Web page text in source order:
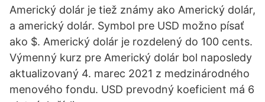
Americký dolár je tiež známy ako Americký dolár,
a americký dolár. Symbol pre USD možno písať
ako $. Americký dolár je rozdelený do 100 cents.
Výmenný kurz pre Americký dolár bol naposledy
aktualizovaný 4. marec 2021 z medzinárodného
menového fondu. USD prevodný koeficient má 6